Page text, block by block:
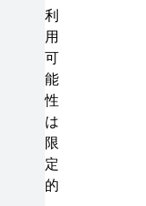
利
用
可
能
性
は
限
定
的